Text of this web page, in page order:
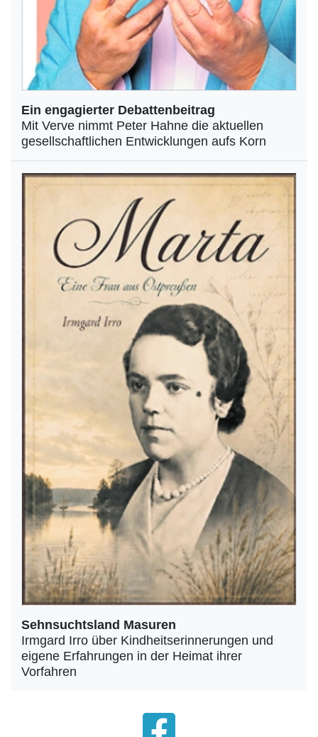
Ein engagierter Debattenbeitrag
Mit Verve nimmt Peter Hahne die aktuellen
gesellschaftlichen Entwicklungen aufs Korn
Sehnsuchtsland Masuren
Irmgard Irro über Kindheitserinnerungen und
eigene Erfahrungen in der Heimat ihrer
Vorfahren